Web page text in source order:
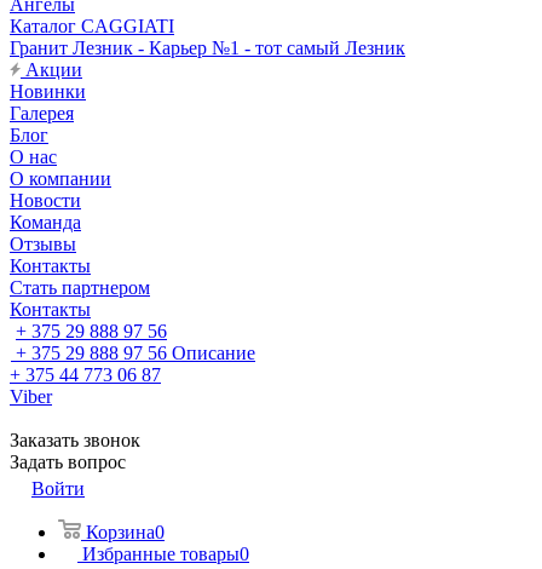
Ангелы
Каталог CAGGIATI
Гранит Лезник - Карьер №1 - тот самый Лезник
Акции
Новинки
Галерея
Блог
О нас
О компании
Новости
Команда
Отзывы
Контакты
Стать партнером
Контакты
+ 375 29 888 97 56
+ 375 29 888 97 56 Описание
+ 375 44 773 06 87
Viber
Заказать звонок
Задать вопрос
Войти
Корзина0
Избранные товары0